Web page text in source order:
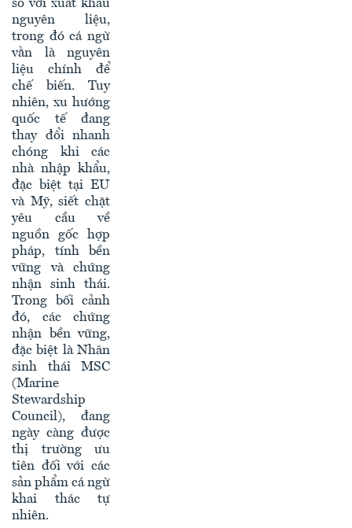
so với xuất khẩu
nguyên liệu,
trong đó cá ngừ
vằn là nguyên
liệu chính để
chế biến. Tuy
nhiên, xu hướng
quốc tế đang
thay đổi nhanh
chóng khi các
nhà nhập khẩu,
đặc biệt tại EU
và Mỹ, siết chặt
yêu cầu về
nguồn gốc hợp
pháp, tính bền
vững và chứng
nhận sinh thái.
Trong bối cảnh
đó, các chứng
nhận bền vững,
đặc biệt là Nhãn
sinh thái MSC
(Marine
Stewardship
Council), đang
ngày càng được
thị trường ưu
tiên đối với các
sản phẩm cá ngừ
khai thác tự
nhiên.